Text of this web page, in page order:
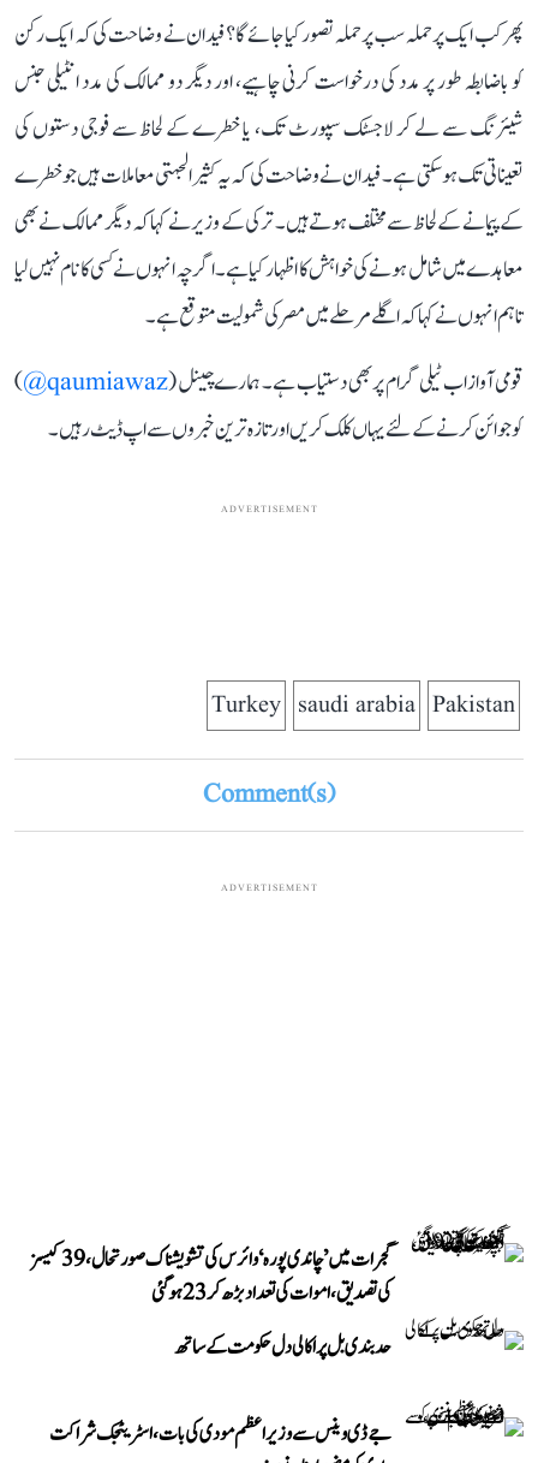
پھر کب ایک پر حملہ سب پر حملہ تصور کیا جائے گا؟ فیدان نے وضاحت کی کہ ایک رکن
کو باضابطہ طور پر مدد کی درخواست کرنی چاہیے، اور دیگر دو ممالک کی مدد انٹیلی جنس
شیئرنگ سے لے کر لاجسٹک سپورٹ تک، یا خطرے کے لحاظ سے فوجی دستوں کی
تعیناتی تک ہوسکتی ہے۔ فیدان نے وضاحت کی کہ یہ کثیر الجہتی معاملات ہیں جو خطرے
کے پیمانے کے لحاظ سے مختلف ہوتے ہیں۔ ترکی کے وزیر نے کہا کہ دیگر ممالک نے بھی
معاہدے میں شامل ہونے کی خواہش کا اظہار کیا ہے۔ اگرچہ انہوں نے کسی کا نام نہیں لیا
تاہم انہوں نے کہا کہ اگلے مرحلے میں مصر کی شمولیت متوقع ہے۔
قومی آواز اب ٹیلی گرام پر بھی دستیاب ہے۔ ہمارے چینل (qaumiawaz@
)
کو جوائن کرنے کے لئے یہاں کلک کریں اور تازہ ترین خبروں سے اپ ڈیٹ رہیں۔
ADVERTISEMENT
Pakistan
saudi arabia
Turkey
Comment(s)
ADVERTISEMENT
گجرات میں ’چاندی پورہ‘ وائرس کی تشویشناک صورتحال، 39 کیسز
کی تصدیق، اموات کی تعداد بڑھ کر 23 ہوگئی
حد بندی بل پر اکالی دل حکومت کے ساتھ
جے ڈی وینس سے وزیر اعظم مودی کی بات، اسٹریٹجک شراکت